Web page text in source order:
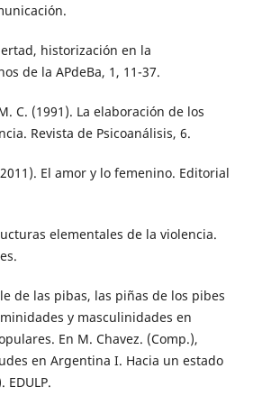
historización en la
de la APdeBa, 1, 11-37.
C. (1991). La elaboración de los
Revista de Psicoanálisis, 6.
El amor y lo femenino. Editorial
elementales de la violencia.
de las pibas, las piñas de los pibes
y masculinidades en
En M. Chavez. (Comp.),
en Argentina I. Hacia un estado